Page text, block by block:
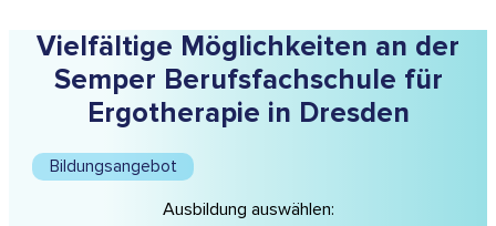
Vielfältige Möglichkeiten an der
Semper Berufsfachschule für
Ergotherapie in Dresden
Bildungsangebot
Ausbildung auswählen: